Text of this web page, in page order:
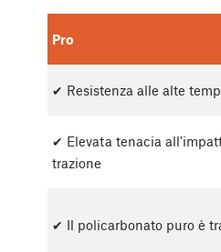
Pro
✔ Resistenza alle alte
✔ Elevata tenacia
trazione
✔ Il policarbonato puro è